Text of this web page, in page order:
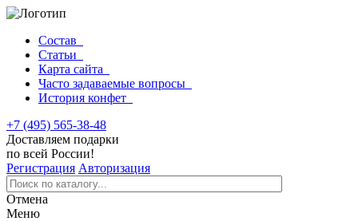
Состав
Статьи
Карта сайта
Часто задаваемые вопросы
История конфет
+7 (495) 565-38-48
Доставляем подарки
по всей России!
Регистрация Авторизация
Отмена
Меню